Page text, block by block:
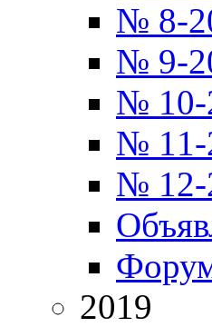
№ 8-
№ 9-
№ 10-
№ 11-
№ 12-
2019